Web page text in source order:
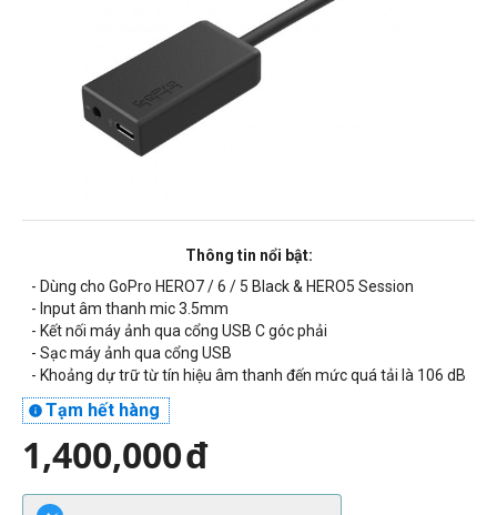
Thông tin nổi bật:
- Dùng cho GoPro HERO7 / 6 / 5 Black & HERO5 Session
- Input âm thanh mic 3.5mm
- Kết nối máy ảnh qua cổng USB C góc phải
- Sạc máy ảnh qua cổng USB
- Khoảng dự trữ từ tín hiệu âm thanh đến mức quá tải là 106 dB
Tạm hết hàng

1,400,000đ